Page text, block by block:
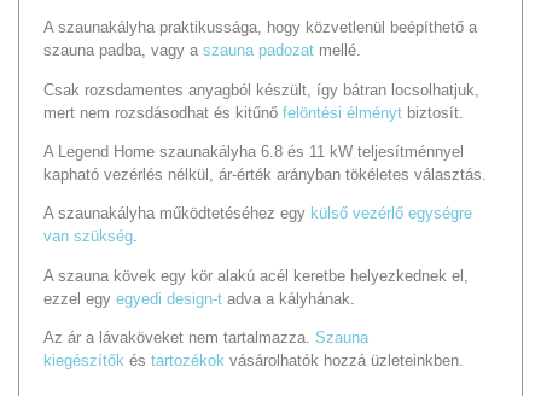
A szaunakályha praktikussága, hogy közvetlenül beépíthető a
szauna padba, vagy a szauna padozat mellé.
Csak rozsdamentes anyagból készült, így bátran locsolhatjuk,
mert nem rozsdásodhat és kitűnő felöntési élményt biztosít.
A Legend Home szaunakályha 6.8 és 11 kW teljesítménnyel
kapható vezérlés nélkül, ár-érték arányban tökéletes választás.
A szaunakályha működtetéséhez egy külső vezérlő egységre
van szükség.
A szauna kövek egy kör alakú acél keretbe helyezkednek el,
ezzel egy egyedi design-t adva a kályhának.
Az ár a lávaköveket nem tartalmazza. Szauna
kiegészítők és tartozékok vásárolhatók hozzá üzleteinkben.